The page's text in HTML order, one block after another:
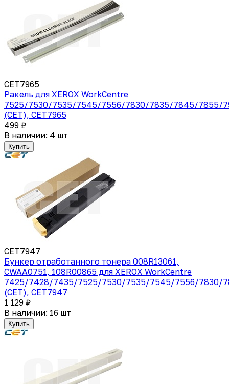
CET7965
Ракель для XEROX WorkCentre
7525/7530/7535/7545/7556/7830/7835/7845/7855/
(CET), CET7965
499 ₽
В наличии: 4 шт
Купить
CET7947
Бункер отработанного тонера 008R13061,
CWAA0751, 108R00865 для XEROX WorkCentre
7425/7428/7435/7525/7530/7535/7545/7556/7830/
(CET), CET7947
1 129 ₽
В наличии: 16 шт
Купить